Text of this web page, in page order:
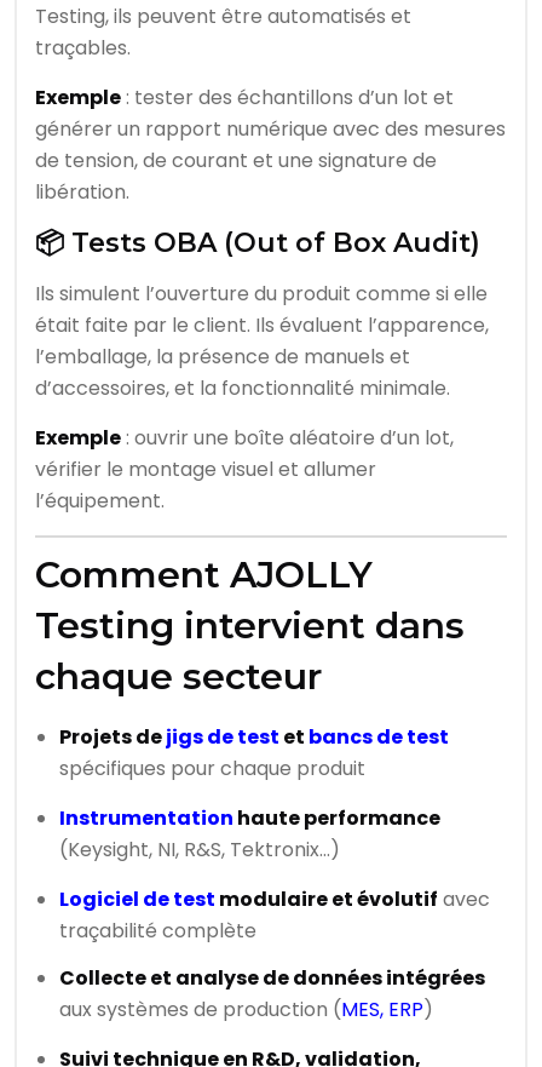
Testing, ils peuvent être automatisés et
traçables.
Exemple: tester des échantillons d’un lot et
générer un rapport numérique avec des mesures
de tension, de courant et une signature de
libération.
📦 Tests OBA (Out of Box Audit)
Ils simulent l’ouverture du produit comme si elle
était faite par le client. Ils évaluent l’apparence,
l’emballage, la présence de manuels et
d’accessoires, et la fonctionnalité minimale.
Exemple: ouvrir une boîte aléatoire d’un lot,
vérifier le montage visuel et allumer
l’équipement.
Comment AJOLLY
Testing intervient dans
chaque secteur
Projets dejigs de test et bancs de test
spécifiques pour chaque produit
Instrumentation haute performance
(Keysight, NI, R&S, Tektronix…)
Logiciel de test modulaire et évolutif avec
traçabilité complète
Collecte et analyse de données intégrées
aux systèmes de production (MES, ERP)
Suivi technique en R&D, validation,